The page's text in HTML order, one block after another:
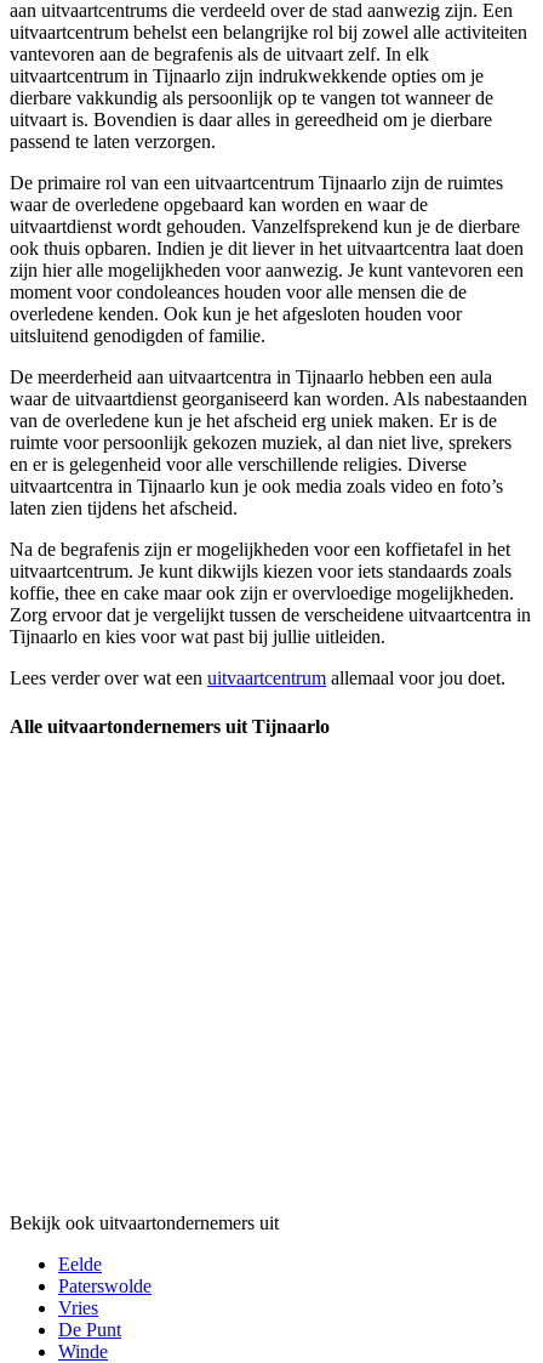
aan uitvaartcentrums die verdeeld over de stad aanwezig zijn. Een
uitvaartcentrum behelst een belangrijke rol bij zowel alle activiteiten
vantevoren aan de begrafenis als de uitvaart zelf. In elk
uitvaartcentrum in Tijnaarlo zijn indrukwekkende opties om je
dierbare vakkundig als persoonlijk op te vangen tot wanneer de
uitvaart is. Bovendien is daar alles in gereedheid om je dierbare
passend te laten verzorgen.
De primaire rol van een uitvaartcentrum Tijnaarlo zijn de ruimtes
waar de overledene opgebaard kan worden en waar de
uitvaartdienst wordt gehouden. Vanzelfsprekend kun je de dierbare
ook thuis opbaren. Indien je dit liever in het uitvaartcentra laat doen
zijn hier alle mogelijkheden voor aanwezig. Je kunt vantevoren een
moment voor condoleances houden voor alle mensen die de
overledene kenden. Ook kun je het afgesloten houden voor
uitsluitend genodigden of familie.
De meerderheid aan uitvaartcentra in Tijnaarlo hebben een aula
waar de uitvaartdienst georganiseerd kan worden. Als nabestaanden
van de overledene kun je het afscheid erg uniek maken. Er is de
ruimte voor persoonlijk gekozen muziek, al dan niet live, sprekers
en er is gelegenheid voor alle verschillende religies. Diverse
uitvaartcentra in Tijnaarlo kun je ook media zoals video en foto’s
laten zien tijdens het afscheid.
Na de begrafenis zijn er mogelijkheden voor een koffietafel in het
uitvaartcentrum. Je kunt dikwijls kiezen voor iets standaards zoals
koffie, thee en cake maar ook zijn er overvloedige mogelijkheden.
Zorg ervoor dat je vergelijkt tussen de verscheidene uitvaartcentra in
Tijnaarlo en kies voor wat past bij jullie uitleiden.
Lees verder over wat een uitvaartcentrum allemaal voor jou doet.
Alle uitvaartondernemers uit Tijnaarlo
Bekijk ook uitvaartondernemers uit
Eelde
Paterswolde
Vries
De Punt
Winde